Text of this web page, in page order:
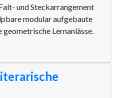
und Steckarrangement
modular aufgebaute
Lernanlässe.